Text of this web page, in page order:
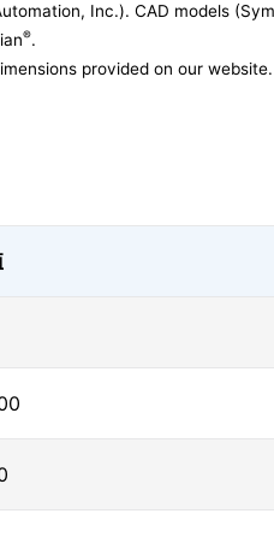
Inc.). CAD models
®.
provided on our website.